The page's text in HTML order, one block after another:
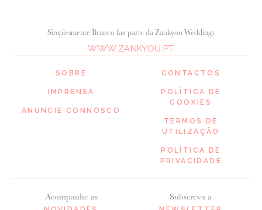
SOBRE
IMPRENSA
ANUNCIE CONNOSCO
Acompanhe as
Simplesmente Branco faz parte da Zankyou Weddings
WWW.ZANKYOU.PT
Subscreva a
CONTACTOS
POLÍTICA DE
COOKIES
TERMOS DE
UTILIZAÇÃO
POLÍTICA DE
PRIVACIDADE